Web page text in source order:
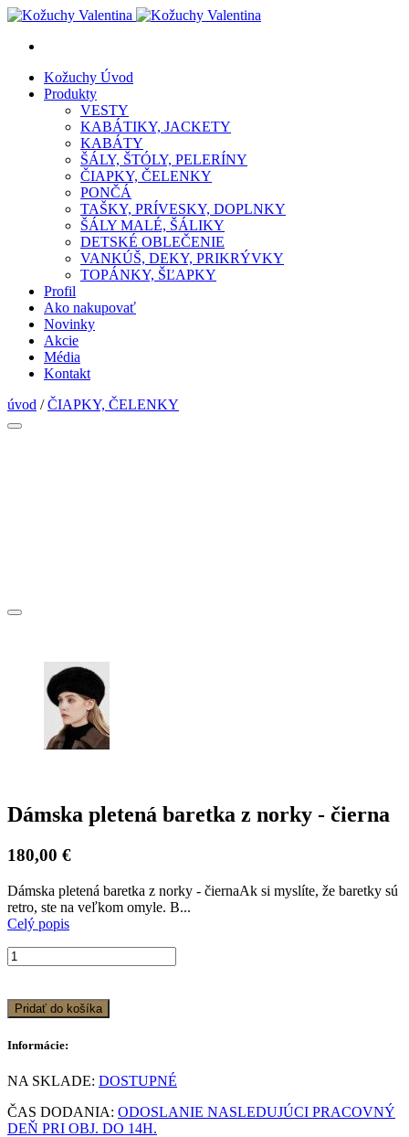
Kožuchy Úvod
Produkty
VESTY
KABÁTIKY, JACKETY
KABÁTY
ŠÁLY, ŠTÓLY, PELERÍNY
ČIAPKY, ČELENKY
PONČÁ
TAŠKY, PRÍVESKY, DOPLNKY
ŠÁLY MALÉ, ŠÁLIKY
DETSKÉ OBLEČENIE
VANKÚŠ, DEKY, PRIKRÝVKY
TOPÁNKY, ŠĽAPKY
Profil
Ako nakupovať
Novinky
Akcie
Média
Kontakt
úvod /ČIAPKY, ČELENKY
Dámska pletená baretka z norky - čierna
180,00 €
Dámska pletená baretka z norky - čiernaAk si myslíte, že baretky sú
retro, ste na veľkom omyle. B...
Celý popis
Pridať do košíka
Informácie:
NA SKLADE: DOSTUPNÉ
ČAS DODANIA: ODOSLANIE NASLEDUJÚCI PRACOVNÝ
DEŇ PRI OBJ. DO 14H.